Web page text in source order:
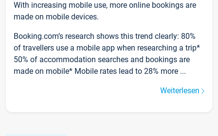
With increasing mobile use, more online bookings are
made on mobile devices.
Booking.com’s research shows this trend clearly: 80%
of travellers use a mobile app when researching a trip*
50% of accommodation searches and bookings are
made on mobile* Mobile rates lead to 28% more ...
Weiterlesen